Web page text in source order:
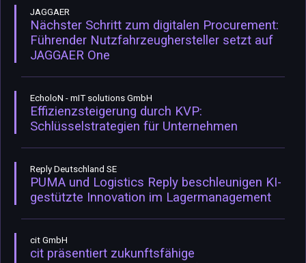
JAGGAER
Nächster Schritt zum digitalen Procurement:
Führender Nutzfahrzeughersteller setzt auf
JAGGAER One
EcholoN - mIT solutions GmbH
Effizienzsteigerung durch KVP:
Schlüsselstrategien für Unternehmen
Reply Deutschland SE
PUMA und Logistics Reply beschleunigen KI-
gestützte Innovation im Lagermanagement
cit GmbH
cit präsentiert zukunftsfähige